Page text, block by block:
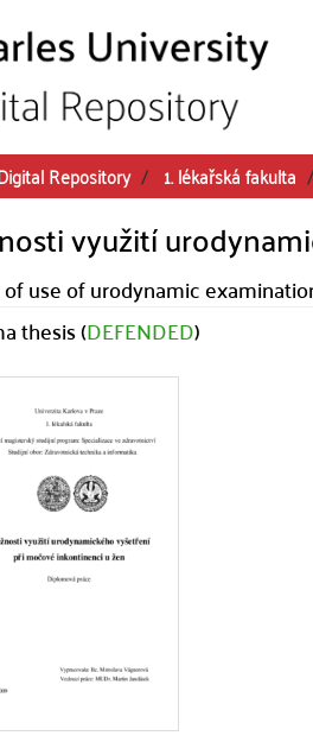
Repository 1. lékařská fakulta
využití
use of urodynamic
thesis (DEFENDED)